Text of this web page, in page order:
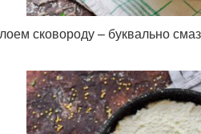
сковороду – буквально